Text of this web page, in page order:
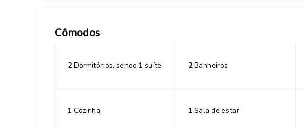
Cômodos
2Dormitórios, sendo 1 suíte 2Banheiros
1 Cozinha 1 Sala de estar